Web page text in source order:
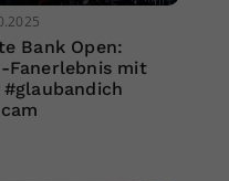
Bank Open:
Fanerlebnis mit
#glaubandich